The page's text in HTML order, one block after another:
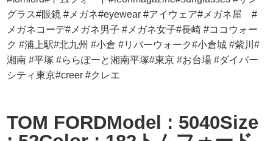
グラス#眼鏡 #メガネ#eyewear #アイウェア#メガネ屋 #
メガネコーデ#メガネ男子 #メガネ女子#長崎 #ココウォー
ク #浦上駅#北九州 #小倉 #リバーウォーク#小倉城 #紫川#
湘南 #平塚 #ららぽーと湘南平塚#東京 #お台場 #ダイバー
シティ東京#creer #クレエ
TOM FORDModel : 5040Size